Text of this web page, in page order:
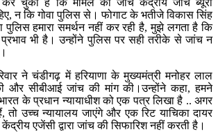
न कि गोवा पुलिस से। फोगाट के भतीजे विकास सिंह
पुलिस हमारा समर्थन नहीं कर रही है, मुझे लगता है कि
भी है। उन्होंने पुलिस पर सही तरीके से जांच न
ने चंडीगढ़ में हरियाणा के मुख्यमंत्री मनोहर लाल
और सीबीआई जांच की मांग की।उन्होंने कहा, हमने
के प्रधान न्यायाधीश को एक पत्र लिखा है .. अगर
उच्च न्यायालय जाएंगे और एक रिट याचिका दायर
एजेंसी द्वारा जांच की सिफारिश नहीं करती है।